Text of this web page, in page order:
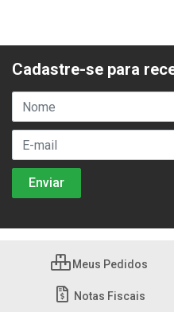
Cadastre-se para
Meus Pedidos
Notas Fiscais